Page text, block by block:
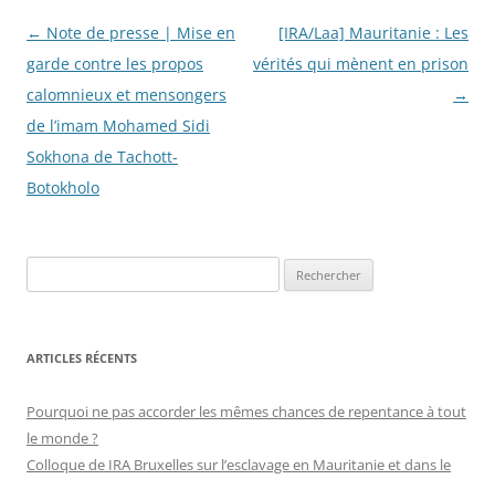
Navigation
des
articles
← Note de presse | Mise en
garde contre les propos
calomnieux et mensongers
de l’imam Mohamed Sidi
Sokhona de Tachott-
Botokholo
[IRA/Laa] Mauritanie : Les
vérités qui mènent en prison
→
e
h
r
c
h
ARTICLES RÉCENTS
Pourquoi ne pas accorder les mêmes chances de repentance à tout
le monde ?
Colloque de IRA Bruxelles sur l’esclavage en Mauritanie et dans le